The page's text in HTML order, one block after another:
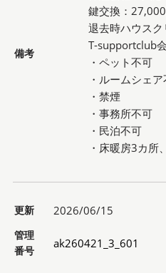
備考
鍵交換：
退去時ハウス
T-supportclub
・ペット不可
・ルームシェ
・禁煙
・事務所不可
・民泊不可
・床暖房3カ所
更新 2026/06/15
管理
番号
ak260421_3_601